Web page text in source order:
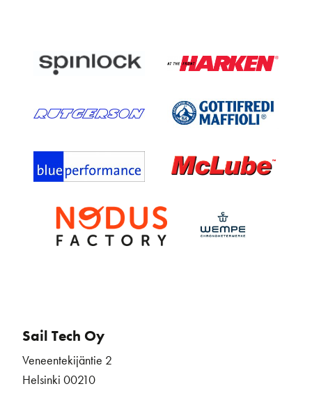
Sail Tech Oy
Veneentekijäntie 2
Helsinki 00210